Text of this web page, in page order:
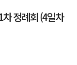
정례회 (4일차